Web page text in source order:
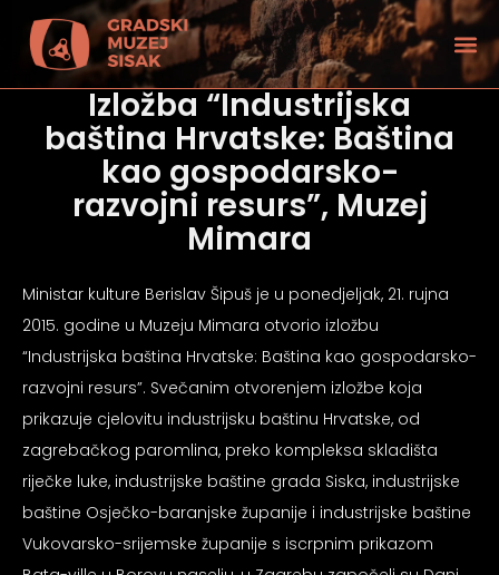
Izložba “Industrijska
baština Hrvatske: Baština
kao gospodarsko-
razvojni resurs”, Muzej
Mimara
Ministar kulture Berislav Šipuš je u ponedjeljak, 21. rujna
2015. godine u Muzeju Mimara otvorio izložbu
“Industrijska baština Hrvatske: Baština kao gospodarsko-
razvojni resurs”. Svečanim otvorenjem izložbe koja
prikazuje cjelovitu industrijsku baštinu Hrvatske, od
zagrebačkog paromlina, preko kompleksa skladišta
riječke luke, industrijske baštine grada Siska, industrijske
baštine Osječko-baranjske županije i industrijske baštine
Vukovarsko-srijemske županije s iscrpnim prikazom
vida